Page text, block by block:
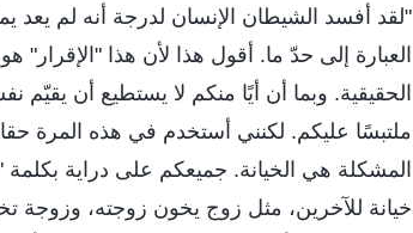
"لقد أفسد الشيطان الإنسان لدرجة أنه لم يعد
العبارة إلى حدّ ما. أقول هذا لأن هذا
الحقيقية. وبما أن أيًا منكم لا يستطيع أن
ملتبسًا عليكم. لكنني أستخدم في هذه المرة
المشكلة هي الخيانة. جميعكم على دراية
خيانة للآخرين، مثل زوج يخون زوجته، وزوجة